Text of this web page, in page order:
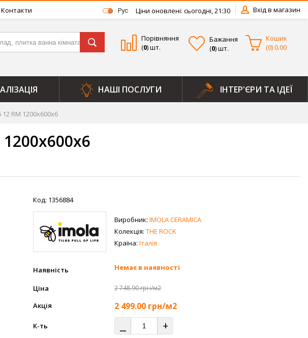
Контакти Ціни оновлені: сьогодні, 21:30 Вхід в магазин
Рус
Порівняння
(0) шт.
Бажання
(0) шт.
Кошик
(0)0.00
НАШІ ПОСЛУГИ ІНТЕР'ЄРИ ТА ІДЕЇ
RM 1200x600x6
Код: 1356884
Виробник:IMOLA CERAMICA
Колекція:THE ROCK
Країна:Італія
Наявність Немає в наявності
Ціна 2 748.90 грн/м2
Акція 2 499.00 грн/м2
К-ть +